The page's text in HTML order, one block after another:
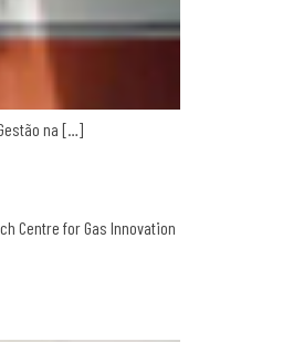
na […]
Centre for Gas Innovation